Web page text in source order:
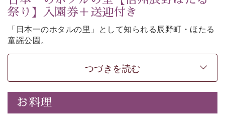
祭り】入園券＋送迎付き
「日本一のホタルの里」として知られる辰野町・ほたる
童謡公園。
そこで開催される【信州辰野ほたる祭り】への送迎と入
園券がついた期間限定プランをご用意いたしました。
ホタルが織りなす幻想的な光景。昨年は多い日で1日
4,000匹以上のホタルが観測されました。（出典・画
：辰野町）
つづきを読む
お料理